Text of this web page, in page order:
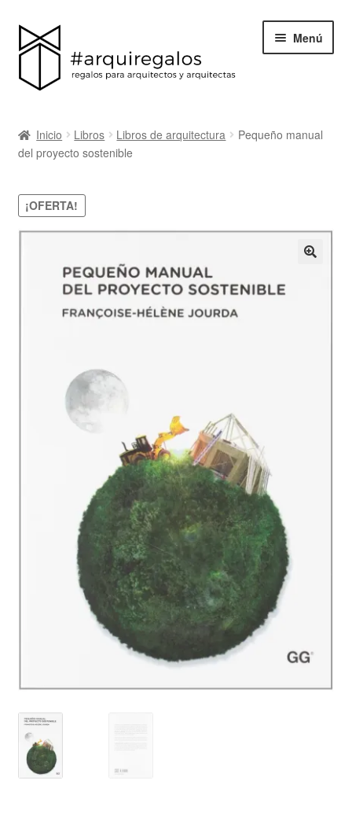
Menú
Categorías
BLACK FRIDAY
Blog
Acerca de ArquiRegalos
Contacta
Inicio Libros Libros de arquitectura
Pequeño manual
del proyecto sostenible
¡OFERTA!